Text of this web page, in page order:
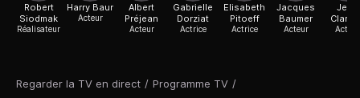
Regarder la TV en direct / Programme TV /
Robert
Siodmak
Réalisateur
Harry Baur
Acteur
Albert
Préjean
Acteur
Gabrielle
Dorziat
Actrice
Elisabeth
Pitoeff
Actrice
Jacques
Baumer
Acteur
Jean
Acteur